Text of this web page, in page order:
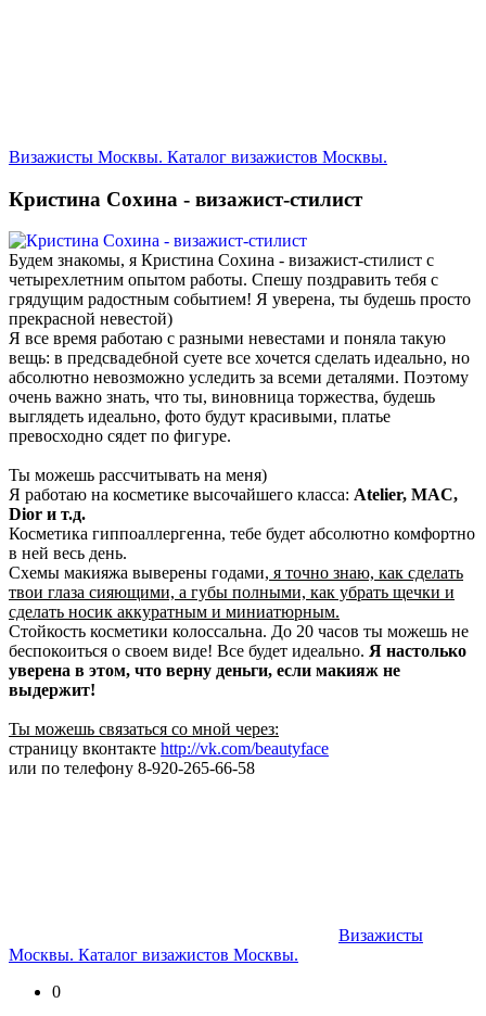
Визажисты Москвы. Каталог визажистов Москвы.
Кристина Сохина - визажист-стилист
Будем знакомы, я Кристина Сохина - визажист-стилист с
четырехлетним опытом работы. Спешу поздравить тебя с
грядущим радостным событием! Я уверена, ты будешь просто
прекрасной невестой)
Я все время работаю с разными невестами и поняла такую
вещь: в предсвадебной суете все хочется сделать идеально, но
абсолютно невозможно уследить за всеми деталями. Поэтому
очень важно знать, что ты, виновница торжества, будешь
выглядеть идеально, фото будут красивыми, платье
превосходно сядет по фигуре.
Ты можешь рассчитывать на меня)
Я работаю на косметике высочайшего класса: Atelier, MAC,
Dior и т.д.
Косметика гиппоаллергенна, тебе будет абсолютно комфортно
в ней весь день.
Схемы макияжа выверены годами, я точно знаю, как сделать
твои глаза сияющими, а губы полными, как убрать щечки и
сделать носик аккуратным и миниатюрным.
Стойкость косметики колоссальна. До 20 часов ты можешь не
беспокоиться о своем виде! Все будет идеально. Я настолько
уверена в этом, что верну деньги, если макияж не
выдержит!
Ты можешь связаться со мной через:
страницу вконтакте http://vk.com/beautyface
или по телефону 8-920-265-66-58
Визажисты
Москвы. Каталог визажистов Москвы.
0